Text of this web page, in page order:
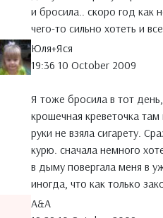
и бросила.. скоро год как
чего-то сильно хотеть и
Юля+Яся
19:36 10 October 2009
Я тоже бросила в тот
крошечная креветочка
руки не взяла сигарету.
курю. сначала немного
в дыму повергала меня в
иногда, что как только
A&A